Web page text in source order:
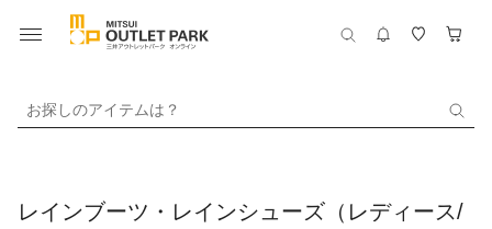
お探しのアイテムは？
レインブーツ・レインシューズ（レディース/